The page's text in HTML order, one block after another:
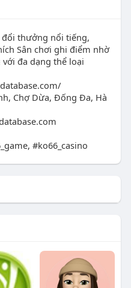
đổi thưởng nổi tiếng,
Sân chơi ghi điểm nhờ
đa dạng thể loại
Chợ Dừa, Đống Đa, Hà
#ko66_casino